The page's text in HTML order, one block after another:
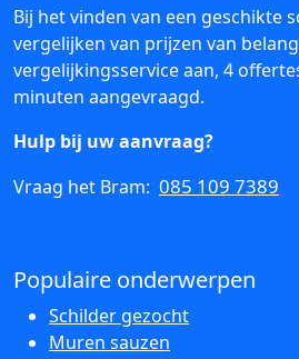
Bij het vinden van een geschikte
vergelijken van prijzen van
vergelijkingsservice aan, 4
minuten aangevraagd.
Hulp bij uw aanvraag?
Vraag het Bram: 085 109 7389
Populaire onderwerpen
Schilder gezocht
Muren sauzen